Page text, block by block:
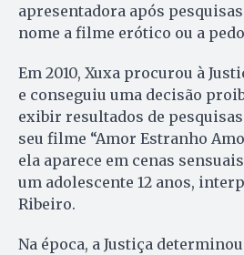
apresentadora após
nome a filme erótico ou a
Em 2010, Xuxa procurou à
e conseguiu uma decisão
exibir resultados de
seu filme “Amor Estranho
ela aparece em cenas
um adolescente 12 anos,
Ribeiro.
Na época, a Justiça